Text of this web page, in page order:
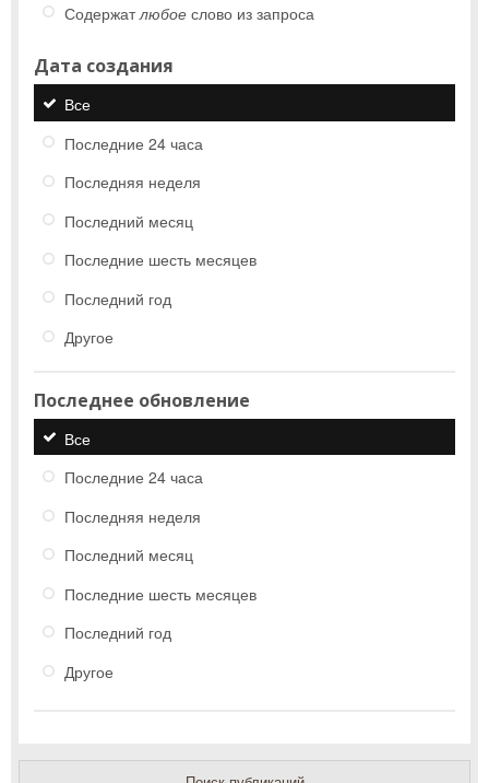
Содержатлюбое слово из запроса
Дата создания
Все
Последние 24 часа
Последняя неделя
Последний месяц
Последние шесть месяцев
Последний год
Другое
Последнее обновление
Все
Последние 24 часа
Последняя неделя
Последний месяц
Последние шесть месяцев
Последний год
Другое